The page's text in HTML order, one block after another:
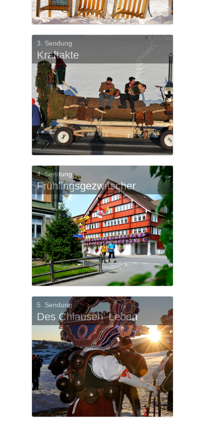
3. Sendung
Kraftakte
4. Sendung
Frühlingsgezwitscher
5. Sendung
Des Chlausen‘ Leben